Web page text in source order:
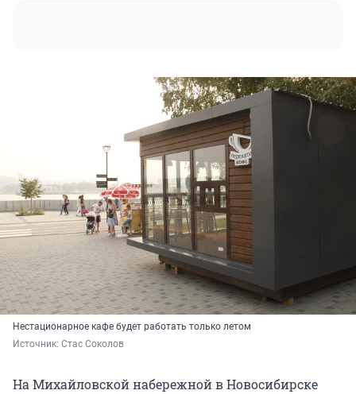
Нестационарное кафе будет работать только летом
Источник: Стас Соколов
На Михайловской набережной в Новосибирске